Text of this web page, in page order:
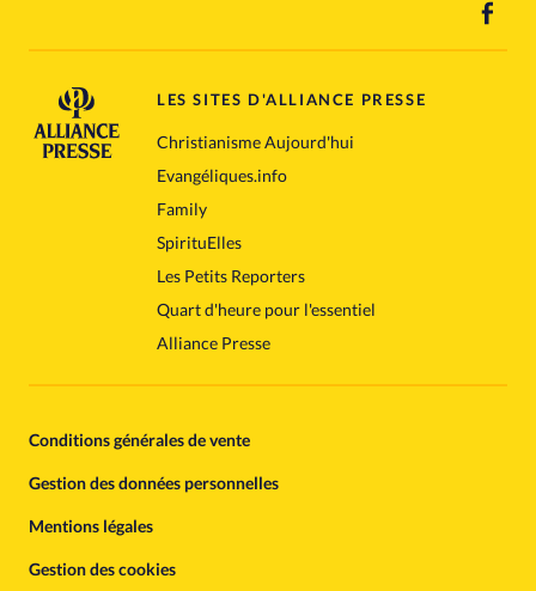
LES SITES D'ALLIANCE PRESSE
Christianisme Aujourd'hui
Evangéliques.info
Family
SpirituElles
Les Petits Reporters
Quart d'heure pour l'essentiel
Alliance Presse
Conditions générales de vente
Gestion des données personnelles
Mentions légales
Gestion des cookies